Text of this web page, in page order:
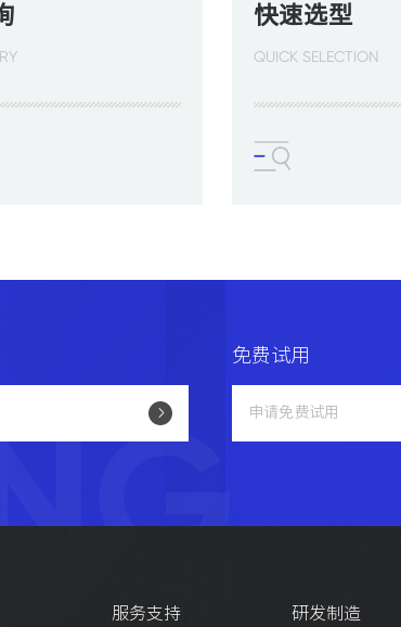
快速选型
QUICK SELECTION
免费试用
申请免费试用
服务支持 研发制造